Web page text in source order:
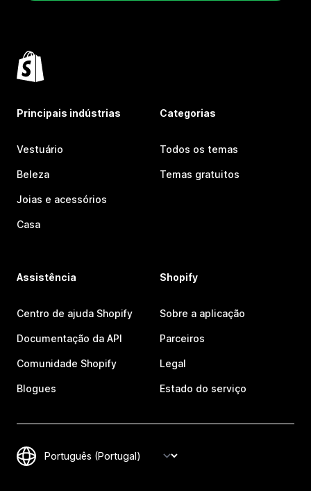
Principais indústrias
Vestuário
Beleza
Joias e acessórios
Casa
Categorias
Todos os temas
Temas gratuitos
Assistência
Centro de ajuda Shopify
Documentação da API
Comunidade Shopify
Blogues
Shopify
Sobre a aplicação
Parceiros
Legal
Estado do serviço